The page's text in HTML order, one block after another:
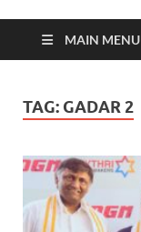
MAIN MENU
TAG: GADAR 2